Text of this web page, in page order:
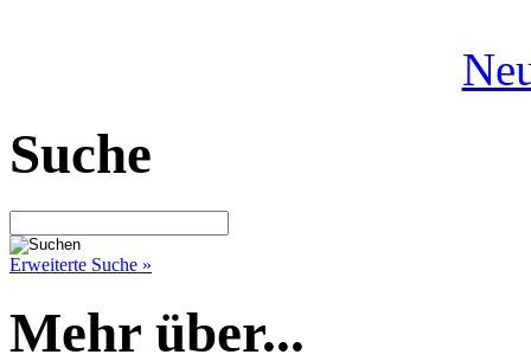
Suche
Erweiterte Suche »
Mehr über...